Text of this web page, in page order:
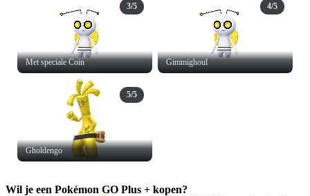
Met speciale Coin
3/5
Gimmighoul
4/5
Gholdengo
5/5
Wil je een Pokémon GO Plus + kopen?